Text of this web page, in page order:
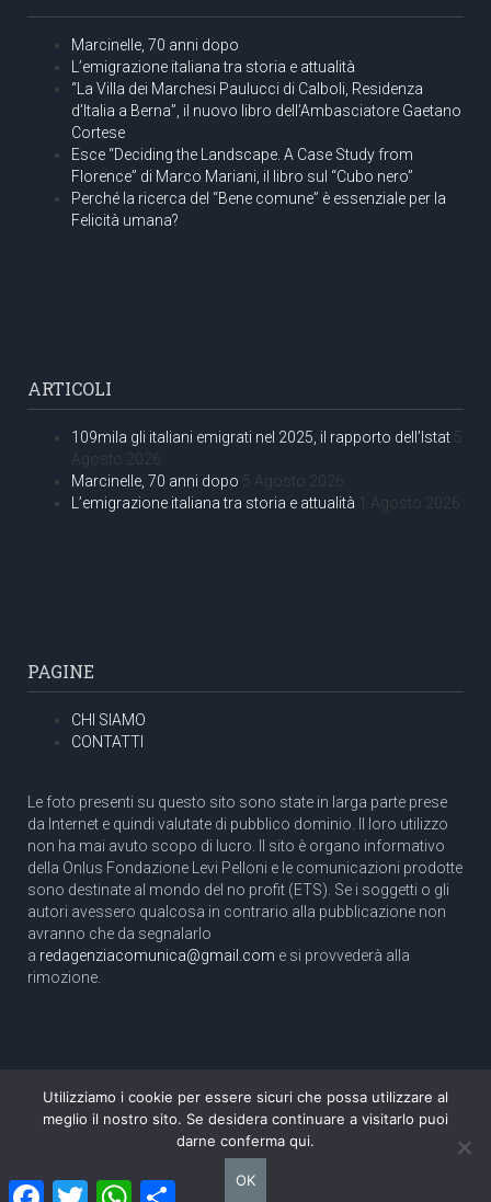
Marcinelle, 70 anni dopo
L’emigrazione italiana tra storia e attualità
“La Villa dei Marchesi Paulucci di Calboli, Residenza
d’Italia a Berna”, il nuovo libro dell’Ambasciatore Gaetano
Cortese
Esce “Deciding the Landscape. A Case Study from
Florence” di Marco Mariani, il libro sul “Cubo nero”
Perché la ricerca del “Bene comune” è essenziale per la
Felicità umana?
ARTICOLI
109mila gli italiani emigrati nel 2025, il rapporto dell’Istat 5
Agosto 2026
Marcinelle, 70 anni dopo 5 Agosto 2026
L’emigrazione italiana tra storia e attualità 1 Agosto 2026
PAGINE
CHI SIAMO
CONTATTI
Le foto presenti su questo sito sono state in larga parte prese
da Internet e quindi valutate di pubblico dominio. Il loro utilizzo
non ha mai avuto scopo di lucro. Il sito è organo informativo
della Onlus Fondazione Levi Pelloni e le comunicazioni prodotte
sono destinate al mondo del no profit (ETS). Se i soggetti o gli
autori avessero qualcosa in contrario alla pubblicazione non
avranno che da segnalarlo
a redagenziacomunica@gmail.com e si provvederà alla
rimozione.
Copyright 2003 com.unica - Tutti i diritti riservati
Aut. Tribunale di Roma N. 466/2003 dell'11/11/2003
Direttore responsabile: Pino Pelloni [direttore@agenziacomunica.net]
FacebookTwitter WhatsAppCondividi
Utilizziamo i cookie per essere sicuri che possa utilizzare al
meglio il nostro sito. Se desidera continuare a visitarlo puoi
darne conferma qui.
OK